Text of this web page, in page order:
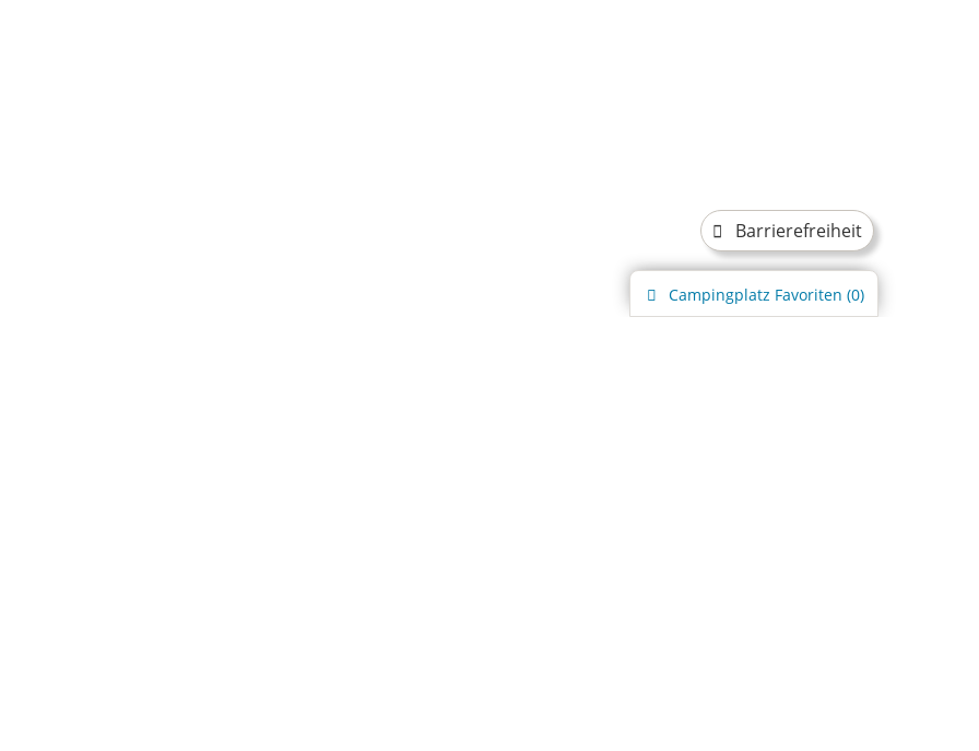
Barrierefreiheit
Campingplatz Favoriten (0)